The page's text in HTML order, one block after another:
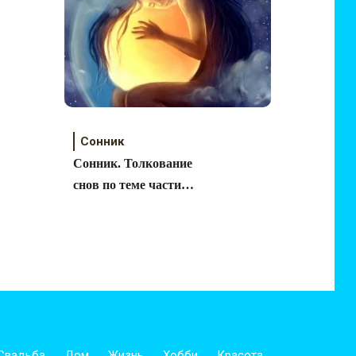
Сонник
Сонник. Толкование
снов по теме части